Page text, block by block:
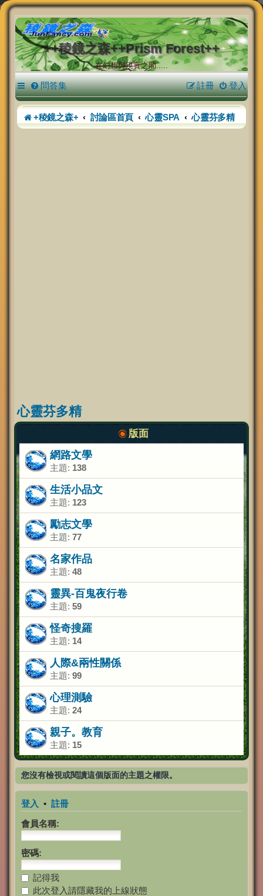
++稜鏡之森++Prism Forest++
在幻想與現實之間.....
問答集 登入
註冊
+稜鏡之森+ 討論區首頁 心靈SPA 心靈芬多精
心靈芬多精
版面
網路文學
主題: 138
生活小品文
主題: 123
勵志文學
主題: 77
名家作品
主題: 48
靈異-百鬼夜行卷
主題: 59
怪奇搜羅
主題: 14
人際&兩性關係
主題: 99
心理測驗
主題: 24
親子。教育
主題: 15
您沒有檢視或閱讀這個版面的主題之權限。
登入 • 註冊
會員名稱:
密碼:
記得我
此次登入請隱藏我的上線狀態